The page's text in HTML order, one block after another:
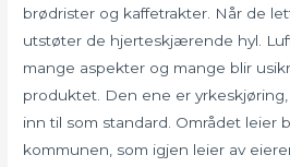
brødrister og kaffetrakter. Når de
utstøter de hjerteskjærende hyl.
mange aspekter og mange blir
produktet. Den ene er
inn til som standard. Området leier
kommunen, som igjen leier av